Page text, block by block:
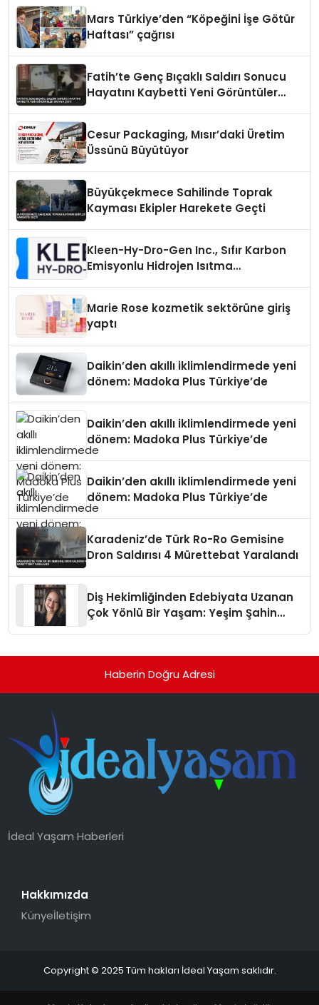
Mars Türkiye’den “Köpeğini İşe Götür
Haftası” çağrısı
Fatih’te Genç Bıçaklı Saldırı Sonucu
Hayatını Kaybetti Yeni Görüntüler
Cesur Packaging, Mısır’daki Üretim
Üssünü Büyütüyor
Büyükçekmece Sahilinde Toprak
Kayması Ekipler Harekete Geçti
Kleen-Hy-Dro-Gen Inc., Sıfır Karbon
Emisyonlu Hidrojen Isıtma
Marie Rose kozmetik sektörüne giriş
yaptı
Daikin’den akıllı iklimlendirmede yeni
dönem: Madoka Plus Türkiye’de
Daikin’den akıllı iklimlendirmede yeni
dönem: Madoka Plus Türkiye’de
Daikin’den akıllı iklimlendirmede yeni
dönem: Madoka Plus Türkiye’de
Karadeniz’de Türk Ro-Ro Gemisine
Dron Saldırısı 4 Mürettebat Yaralandı
Diş Hekimliğinden Edebiyata Uzanan
Çok Yönlü Bir Yaşam: Yeşim Şahin
Haberin Doğru Adresi
İdeal Yaşam Haberleri
Hakkımızda
Künyeİletişim
Copyright © 2025 Tüm hakları İdeal Yaşam saklıdır.